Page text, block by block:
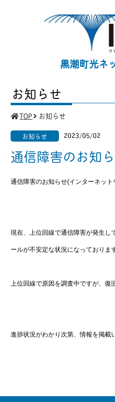
黒潮町光ネ
お知らせ
TOP お知らせ
お知らせ 2023/05/02
通信障害のお知
通信障害のお知らせ(インターネット
現在、上位回線で通信障害が発生し
ールが不安定な状況になっておりま
上位回線で原因を調査中ですが、復
進捗状況がわかり次第、情報を掲載